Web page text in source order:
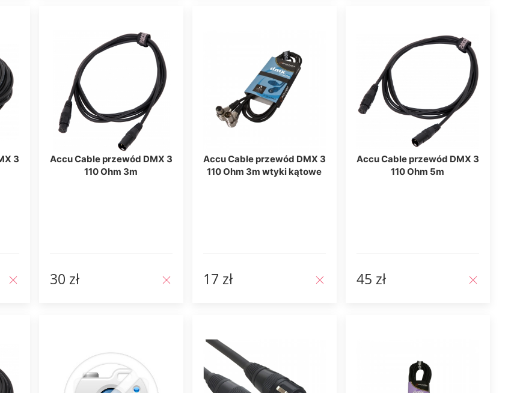
3
Accu Cable przewód DMX 3
110 Ohm 3m
30 zł
Accu Cable przewód DMX 3
110 Ohm 3m wtyki kątowe
17 zł
Accu Cable przewód DMX 3
110 Ohm 5m
45 zł